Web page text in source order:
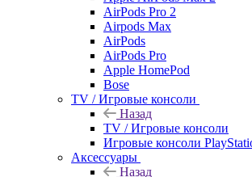
AirPods Pro 2
Airpods Max
AirPods
AirPods Pro
Apple HomePod
Bose
TV / Игровые консоли
Назад
TV / Игровые консоли
Игровые консоли
Аксессуары
Назад